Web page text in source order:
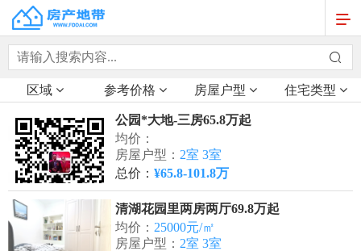
区域 参考价格 房屋户型 住宅类型
公园*大地-三房65.8万起
均价：
房屋户型： 2室 3室
总价：¥65.8-101.8万
清湖花园里两房两厅69.8万起
均价： 25000元/㎡
房屋户型： 2室 3室